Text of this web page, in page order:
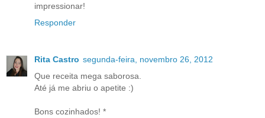
impressionar!
Responder
Rita Castro segunda-feira, novembro 26, 2012
Que receita mega saborosa.
Até já me abriu o apetite :)
Bons cozinhados! *